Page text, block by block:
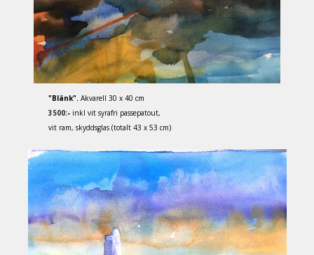
"Blänk". Akvarell 30 x 40 cm
3500:- inkl vit syrafri passepatout,
vit ram, skyddsglas (totalt 43 x 53 cm)